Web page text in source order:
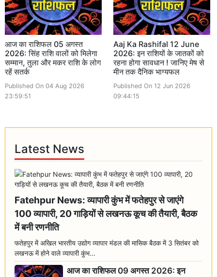
आज का राशिफल 05 अगस्त
2026: सिंह राशि वालों को मिलेगा
सम्मान, तुला और मकर राशि के लोग
रहें सतर्क
Published On 04 Aug 2026
23:59:51
Aaj Ka Rashifal 12 June
2026: इन राशियों के जातकों को
रहना होगा सावधान ! जानिए मेष से
मीन तक दैनिक भाग्यफल
Published On 12 Jun 2026
09:44:15
Latest News
Fatehpur News: व्यापारी कुंभ में फतेहपुर से जाएंगे
100 व्यापारी, 20 गाड़ियों से लखनऊ कूच की तैयारी, बैठक
में बनी रणनीति
फतेहपुर में अखिल भारतीय उद्योग व्यापार मंडल की मासिक बैठक में 3 सितंबर को
लखनऊ में होने वाले व्यापारी कुंभ...
आज का राशिफल 09 अगस्त 2026: इन